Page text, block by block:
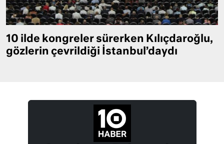
10 ilde kongreler sürerken Kılıçdaroğlu,
gözlerin çevrildiği İstanbul’daydı